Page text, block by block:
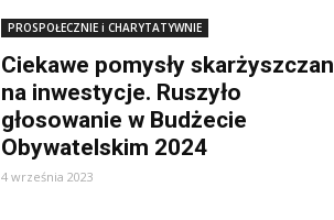
PROSPOŁECZNIE i CHARYTATYWNIE
Ciekawe pomysły skarżyszczan
na inwestycje. Ruszyło
głosowanie w Budżecie
Obywatelskim 2024
4 września 2023